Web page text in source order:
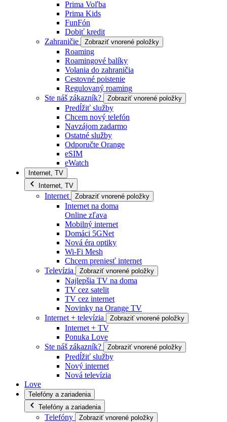
Prima Voľba
Prima Kids
FunFón
Dobiť kredit
Zahraničie
Zobraziť vnorené položky
Roaming
Roamingové balíky
Volania do zahraničia
Cestovné poistenie
Regulovaný roaming
Ste náš zákazník?
Zobraziť vnorené položky
Predĺžiť služby
Chcem nový telefón
Navzájom zadarmo
Ostatné služby
Odporučte Orange
eSIM
eWatch
Internet, TV
Internet, TV
Internet Zobraziť vnorené položky
Internet na doma
Online zľava
Mobilný internet
Domáci 5GNet
Nová éra optiky
Wi-Fi Mesh
Chcem preniesť internet
Televízia
Zobraziť vnorené položky
Najlepšia TV na doma
TV cez satelit
TV cez internet
Novinky na Orange TV
Internet + televízia
Zobraziť vnorené položky
Internet + TV
Ponuka Love
Ste náš zákazník?
Zobraziť vnorené položky
Predĺžiť služby
Nový internet
Nová televízia
Love
Telefóny a zariadenia
Telefóny a zariadenia
Telefóny Zobraziť vnorené položky